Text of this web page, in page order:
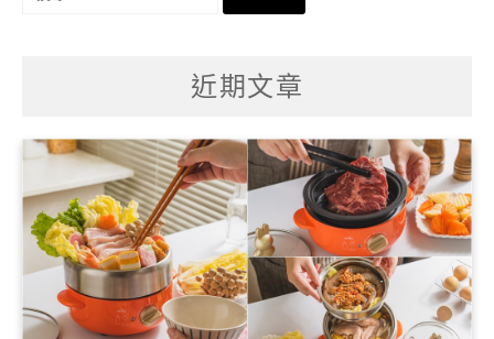
近期文章